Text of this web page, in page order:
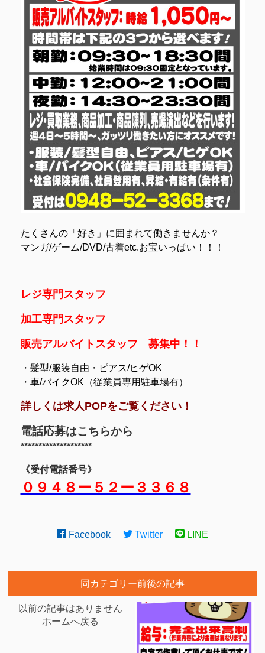
たくさんの「好き」に囲まれて働きませんか？
マンガ/ゲーム/DVD/古着etc.お宝いっぱい！！！
レジ専門スタッフ
加工専門スタッフ
販売アルバイトスタッフ 募集中！！
・髪型/服装自由・ピアス/ヒゲOK
・車/バイクOK（従業員専用駐車場有）
詳しくは求人POPをご覧ください！
電話応募はこちらから
********************
《受付電話番号》
０９４８ー５２ー３３６８
Facebook Twitter LINE
同カテゴリー前後の記事
以前の記事はありません
ホームへ戻る